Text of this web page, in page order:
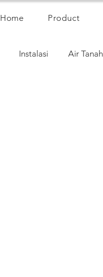
Home Product
Instalasi Air Tanah